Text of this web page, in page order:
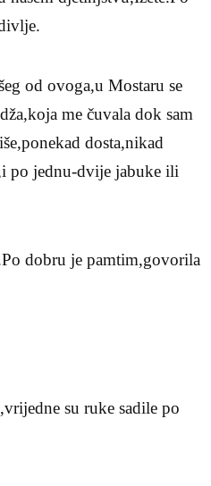
od ovoga,u Mostaru se
me čuvala dok sam
dosta,nikad
po jednu-dvije jabuke ili
dobru je pamtim,govorila
su ruke sadile po